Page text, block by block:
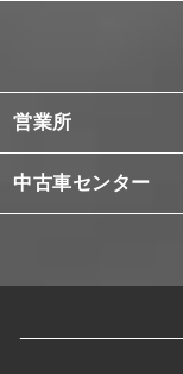
営業所
中古車センター